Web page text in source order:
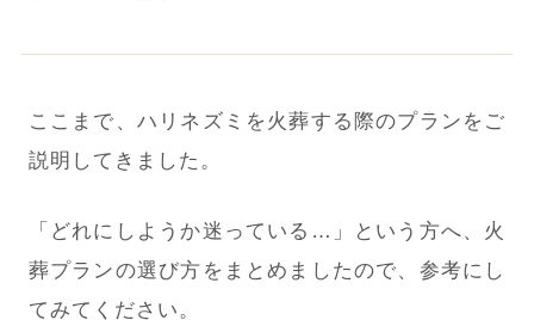
ここまで、ハリネズミを火葬する際のプランをご
説明してきました。
「どれにしようか迷っている…」という方へ、火
葬プランの選び方をまとめましたので、参考にし
てみてください。